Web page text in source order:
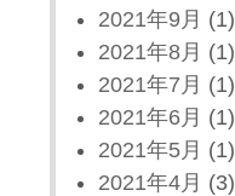
2021年9月 (1)
2021年8月 (1)
2021年7月 (1)
2021年6月 (1)
2021年5月 (1)
2021年4月 (3)